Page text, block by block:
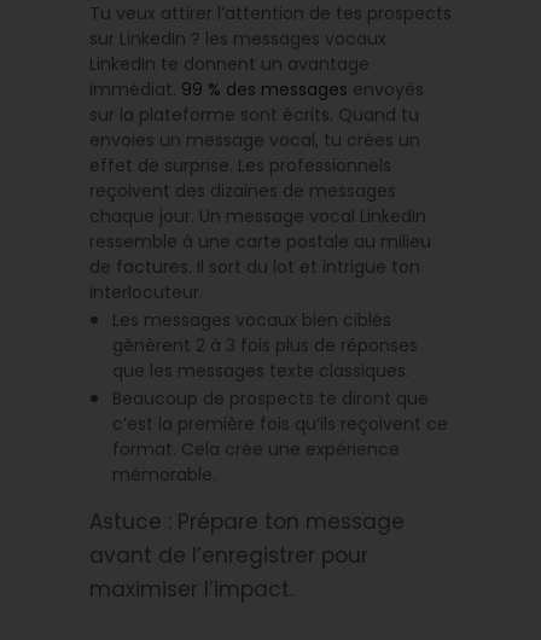
Tu veux attirer l’attention de tes prospects
sur LinkedIn ? les messages vocaux
LinkedIn te donnent un avantage
immédiat. 99 % des messages envoyés
sur la plateforme sont écrits. Quand tu
envoies un message vocal, tu crées un
effet de surprise. Les professionnels
reçoivent des dizaines de messages
chaque jour. Un message vocal LinkedIn
ressemble à une carte postale au milieu
de factures. Il sort du lot et intrigue ton
interlocuteur.
Les messages vocaux bien ciblés
génèrent 2 à 3 fois plus de réponses
que les messages texte classiques.
Beaucoup de prospects te diront que
c’est la première fois qu’ils reçoivent ce
format. Cela crée une expérience
mémorable.
Astuce : Prépare ton message
avant de l’enregistrer pour
maximiser l’impact.